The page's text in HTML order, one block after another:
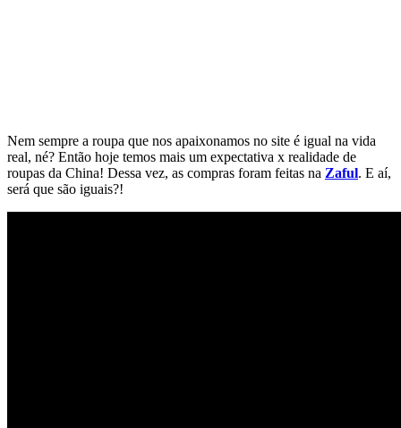
Nem sempre a roupa que nos apaixonamos no site é igual na vida
real, né? Então hoje temos mais um expectativa x realidade de
roupas da China! Dessa vez, as compras foram feitas na Zaful. E aí,
será que são iguais?!